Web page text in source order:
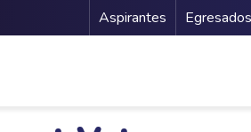
Menu
Aspirantes Egresados